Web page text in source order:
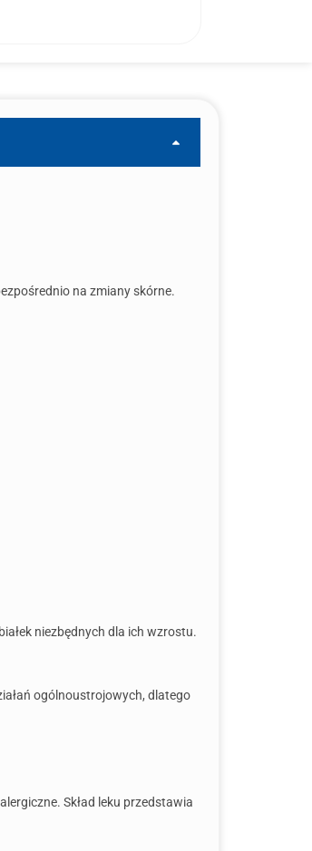
na zmiany skórne.
niezbędnych dla ich wzrostu.
ogólnoustrojowych, dlatego
Skład leku przedstawia